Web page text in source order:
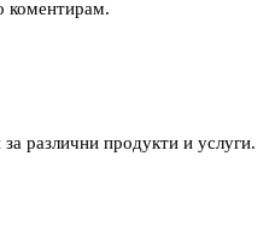
коментирам.
различни продукти и услуги.